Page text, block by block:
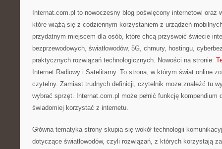
Internat.com.pl to nowoczesny blog poświęcony internetowi oraz
które wiążą się z codziennym korzystaniem z urządzeń
przydatnym miejscem dla osób, które chcą przyswoić świecie
bezprzewodowych, światłowodów, 5G, chmury, hostingu,
praktycznych rozwiązań technologicznych. Nowości na stronie:
Internet Radiowy i Satelitarny. To strona, w którym świat online
czytelny. Zamiast trudnych definicji, czytelnik może znaleźć tu
wybrać sprzęt. Internat.com.pl może pełnić funkcję kompendium
świadomiej korzystać z internetu.
Główna tematyka strony skupia się wokół technologii
dotyczące światłowodów, czyli rozwiązań, z których korzystają